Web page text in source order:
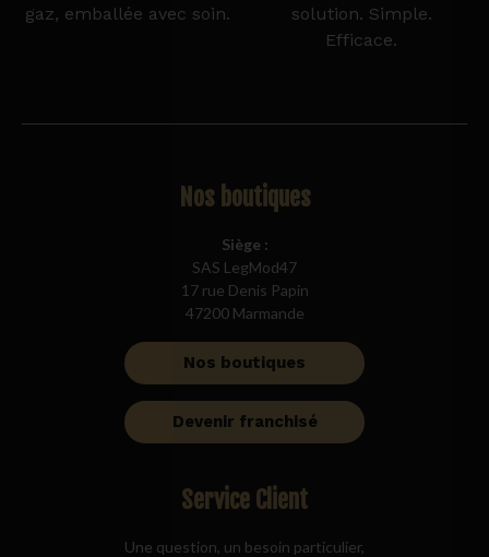
gaz, emballée avec soin.
solution. Simple.
Efficace.
Nos boutiques
Siège :
SAS LegMod47
17 rue Denis Papin
47200 Marmande
Nos boutiques
Devenir franchisé
Service Client
Une question, un besoin particulier,